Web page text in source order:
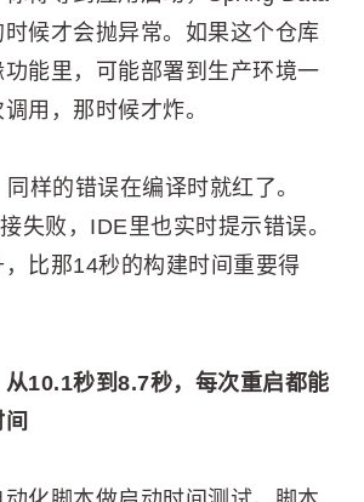
候才会抛异常。如果这个仓库
能里，可能部署到生产环境一
用，那时候才炸。
样的错误在编译时就红了。
失败，IDE里也实时提示错误。
比那14秒的构建时间重要得
10.1秒到8.7秒，每次重启都能